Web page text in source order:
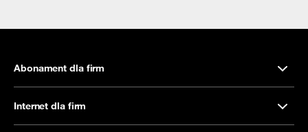
Abonament dla firm
Internet dla firm